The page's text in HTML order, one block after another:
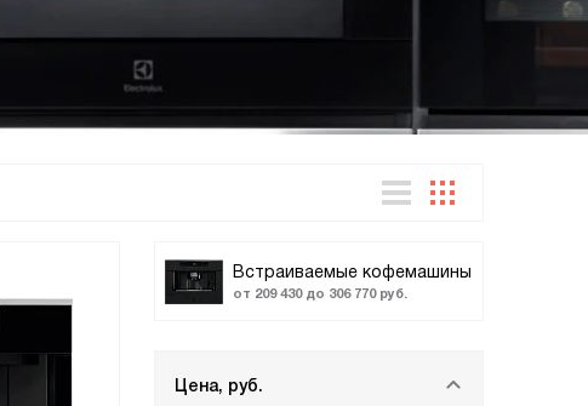
Встраиваемые кофемашины
от 209 430 до 306 770 руб.
Цена, руб.